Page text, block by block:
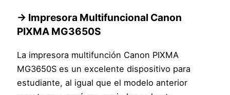
→ Impresora Multifuncional Canon
PIXMA MG3650S
La impresora multifunción Canon PIXMA
MG3650S es un excelente dispositivo para
estudiante, al igual que el modelo anterior